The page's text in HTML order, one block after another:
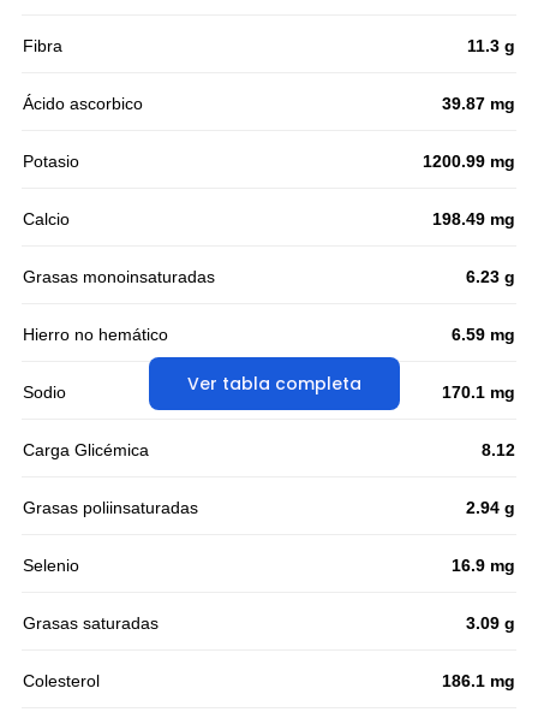
Ver tabla completa
Fibra 11.3 g
Ácido ascorbico 39.87 mg
Potasio 1200.99 mg
Calcio 198.49 mg
Grasas monoinsaturadas 6.23 g
Hierro no hemático 6.59 mg
Sodio 170.1 mg
Carga Glicémica 8.12
Grasas poliinsaturadas 2.94 g
Selenio 16.9 mg
Grasas saturadas 3.09 g
Colesterol 186.1 mg